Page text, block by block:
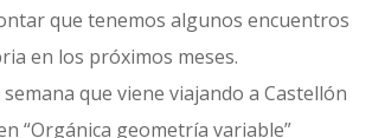
que tenemos algunos encuentros
en los próximos meses.
que viene viajando a Castellón
“Orgánica geometría variable”